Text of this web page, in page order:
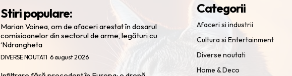
Stiri populare:
Marian Voinea, om de afaceri arestat în dosarul
comisioanelor din sectorul de arme, legături cu
‘Ndrangheta
DIVERSE NOUTATI 6 august 2026
Categorii
Afaceri si industrii
Cultura si Entertainment
Diverse noutati
Home & Deco